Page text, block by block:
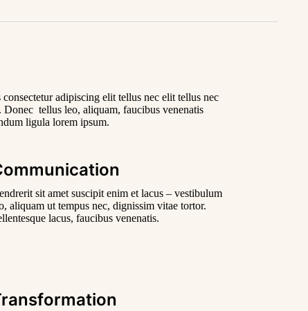
adipiscing elit tellus nec elit tellus nec
tellus leo, aliquam, faucibus venenatis
ligula lorem ipsum.
sit amet suscipit enim et lacus – vestibulum
aliquam ut tempus nec, dignissim vitae tortor.
lacus, faucibus venenatis.